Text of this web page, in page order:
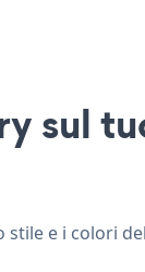
sul
e i colori